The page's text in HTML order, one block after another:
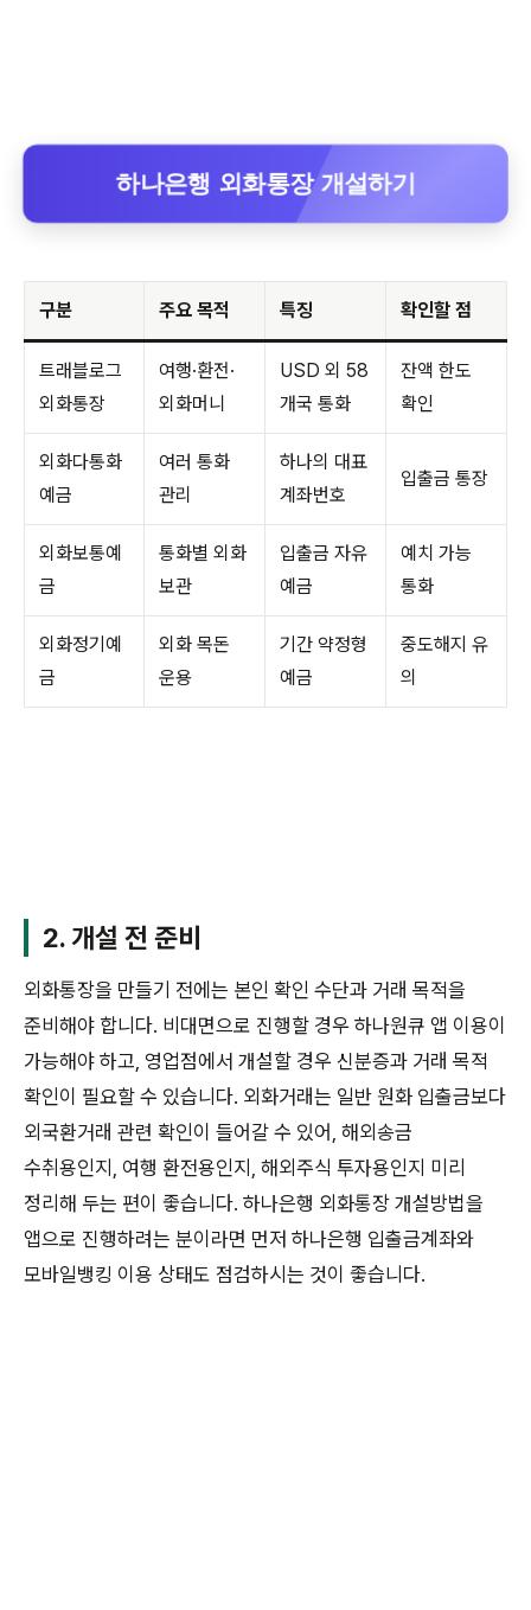
하나은행 외화통장 개설하기
구분 주요 목적 특징 확인할 점
트래블로그
외화통장
여행·환전·
외화머니
USD 외 58
개국 통화
잔액 한도
확인
외화다통화
예금
여러 통화
관리
하나의 대표
계좌번호
입출금 통장
외화보통예
금
통화별 외화
보관
입출금 자유
예금
예치 가능
통화
외화정기예
금
외화 목돈
운용
기간 약정형
예금
중도해지 유
의
2. 개설 전 준비
외화통장을 만들기 전에는 본인 확인 수단과 거래 목적을
준비해야 합니다. 비대면으로 진행할 경우 하나원큐 앱 이용이
가능해야 하고, 영업점에서 개설할 경우 신분증과 거래 목적
확인이 필요할 수 있습니다. 외화거래는 일반 원화 입출금보다
외국환거래 관련 확인이 들어갈 수 있어, 해외송금
수취용인지, 여행 환전용인지, 해외주식 투자용인지 미리
정리해 두는 편이 좋습니다. 하나은행 외화통장 개설방법을
앱으로 진행하려는 분이라면 먼저 하나은행 입출금계좌와
모바일뱅킹 이용 상태도 점검하시는 것이 좋습니다.